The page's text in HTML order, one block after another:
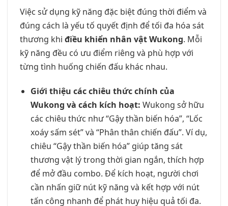
Việc sử dụng kỹ năng đặc biệt đúng thời điểm và
đúng cách là yếu tố quyết định để tối đa hóa sát
thương khi điều khiển nhân vật Wukong. Mỗi
kỹ năng đều có ưu điểm riêng và phù hợp với
từng tình huống chiến đấu khác nhau.
Giới thiệu các chiêu thức chính của
Wukong và cách kích hoạt: Wukong sở hữu
các chiêu thức như “Gậy thần biến hóa”, “Lốc
xoáy sấm sét” và “Phân thân chiến đấu”. Ví dụ,
chiêu “Gậy thần biến hóa” giúp tăng sát
thương vật lý trong thời gian ngắn, thích hợp
để mở đầu combo. Để kích hoạt, người chơi
cần nhấn giữ nút kỹ năng và kết hợp với nút
tấn công nhanh để phát huy hiệu quả tối đa.